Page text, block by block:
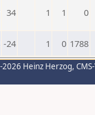
34 1 1 0
-24 1 0 1788
Heinz Herzog,